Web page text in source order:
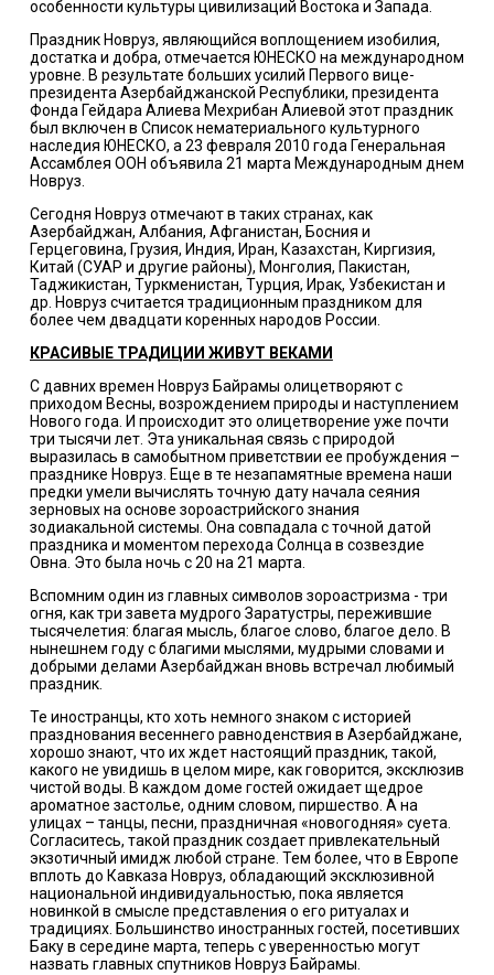
особенности культуры цивилизаций Востока и Запада.
Праздник Новруз, являющийся воплощением изобилия,
достатка и добра, отмечается ЮНЕСКО на международном
уровне. В результате больших усилий Первого вице-
президента Азербайджанской Республики, президента
Фонда Гейдара Алиева Мехрибан Алиевой этот праздник
был включен в Список нематериального культурного
наследия ЮНЕСКО, а 23 февраля 2010 года Генеральная
Ассамблея ООН объявила 21 марта Международным днем
Новруз.
Сегодня Новруз отмечают в таких странах, как
Азербайджан, Албания, Афганистан, Босния и
Герцеговина, Грузия, Индия, Иран, Казахстан, Киргизия,
Китай (СУАР и другие районы), Монголия, Пакистан,
Таджикистан, Туркменистан, Турция, Ирак, Узбекистан и
др. Новруз считается традиционным праздником для
более чем двадцати коренных народов России.
КРАСИВЫЕ ТРАДИЦИИ ЖИВУТ ВЕКАМИ
С давних времен Новруз Байрамы олицетворяют с
приходом Весны, возрождением природы и наступлением
Нового года. И происходит это олицетворение уже почти
три тысячи лет. Эта уникальная связь с природой
выразилась в самобытном приветствии ее пробуждения –
празднике Новруз. Еще в те незапамятные времена наши
предки умели вычислять точную дату начала сеяния
зерновых на основе зороастрийского знания
зодиакальной системы. Она совпадала с точной датой
праздника и моментом перехода Солнца в созвездие
Овна. Это была ночь с 20 на 21 марта.
Вспомним один из главных символов зороастризма - три
огня, как три завета мудрого Заратустры, пережившие
тысячелетия: благая мысль, благое слово, благое дело. В
нынешнем году с благими мыслями, мудрыми словами и
добрыми делами Азербайджан вновь встречал любимый
праздник.
Те иностранцы, кто хоть немного знаком с историей
празднования весеннего равноденствия в Азербайджане,
хорошо знают, что их ждет настоящий праздник, такой,
какого не увидишь в целом мире, как говорится, эксклюзив
чистой воды. В каждом доме гостей ожидает щедрое
ароматное застолье, одним словом, пиршество. А на
улицах – танцы, песни, праздничная «новогодняя» суета.
Согласитесь, такой праздник создает привлекательный
экзотичный имидж любой стране. Тем более, что в Европе
вплоть до Кавказа Новруз, обладающий эксклюзивной
национальной индивидуальностью, пока является
новинкой в смысле представления о его ритуалах и
традициях. Большинство иностранных гостей, посетивших
Баку в середине марта, теперь с уверенностью могут
назвать главных спутников Новруз Байрамы.